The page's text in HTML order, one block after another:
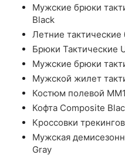
Мужские брюки
Black
Летние
Брюки Тактические
Мужские брюки
Мужской жилет
Костюм полевой
Кофта Composite
Кроссовки
Мужская
Gray